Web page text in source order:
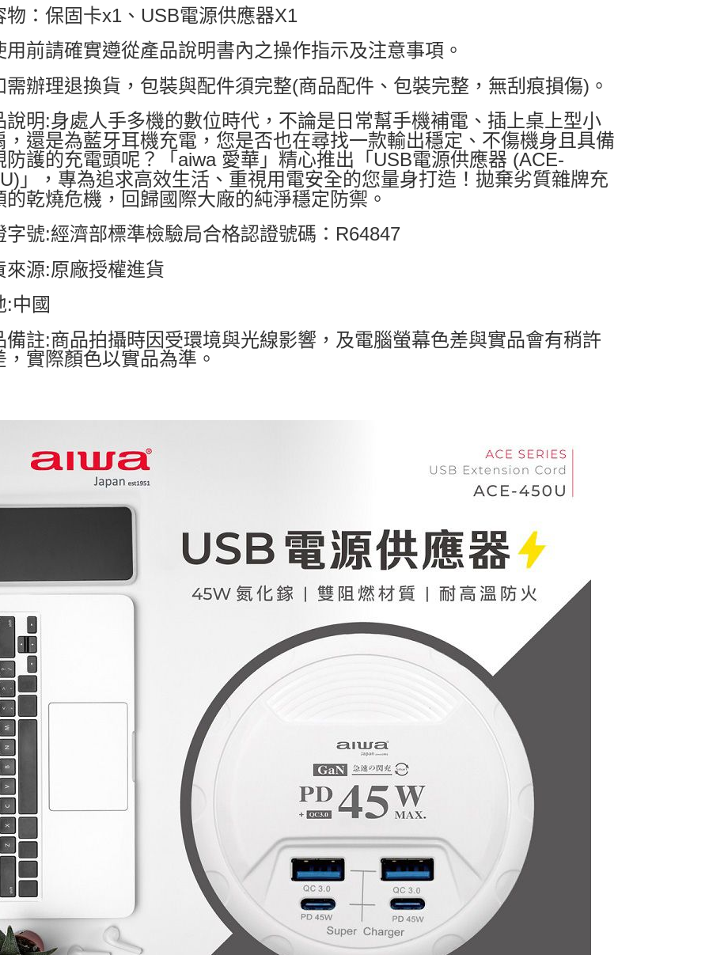
物：保固卡x1、USB電源供應器X1
前請確實遵從產品說明書內之操作指示及注意事項。
辦理退換貨，包裝與配件須完整(商品配件、包裝完整，無刮痕損傷)。
說明:身處人手多機的數位時代，不論是日常幫手機補電、插上桌上型小
，還是為藍牙耳機充電，您是否也在尋找一款輸出穩定、不傷機身且具備
防護的充電頭呢？「aiwa 愛華」精心推出「USB電源供應器 (ACE-
」，專為追求高效生活、重視用電安全的您量身打造！拋棄劣質雜牌充
的乾燒危機，回歸國際大廠的純淨穩定防禦。
字號:經濟部標準檢驗局合格認證號碼：R64847
來源:原廠授權進貨
:中國
備註:商品拍攝時因受環境與光線影響，及電腦螢幕色差與實品會有稍許
，實際顏色以實品為準。